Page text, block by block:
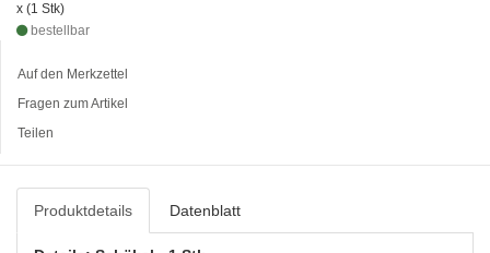
x (1 Stk)
bestellbar
Auf den Merkzettel
Fragen zum Artikel
Teilen
Produktdetails Datenblatt